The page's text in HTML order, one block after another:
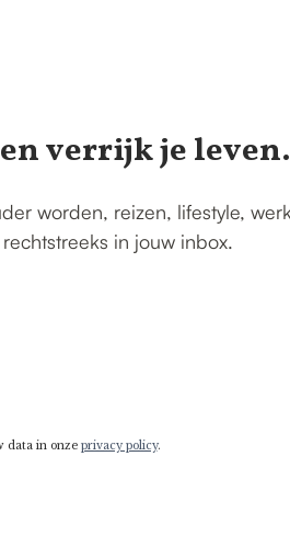
verrijk je leven.
worden, reizen, lifestyle,
in jouw inbox.
data in onze privacy policy.